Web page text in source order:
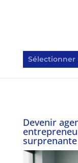
Sélectionner
Devenir
surprenante